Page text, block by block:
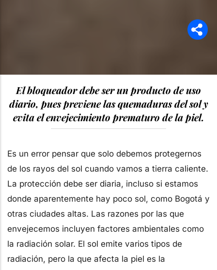
El bloqueador debe ser un producto de uso
diario, pues previene las quemaduras del sol y
evita el envejecimiento prematuro de la piel.
Es un error pensar que solo debemos protegernos
de los rayos del sol cuando vamos a tierra caliente.
La protección debe ser diaria, incluso si estamos
donde aparentemente hay poco sol, como Bogotá y
otras ciudades altas. Las razones por las que
envejecemos incluyen factores ambientales como
la radiación solar. El sol emite varios tipos de
radiación, pero la que afecta la piel es la